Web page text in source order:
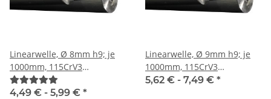
Linearwelle, Ø 8mm h9; je
1000mm, 115CrV3
geschliffen und poliert
4,49 € - 5,99 € *
Linearwelle, Ø 9mm h9; je
1000mm, 115CrV3
geschliffen und poliert
5,62 € - 7,49 € *